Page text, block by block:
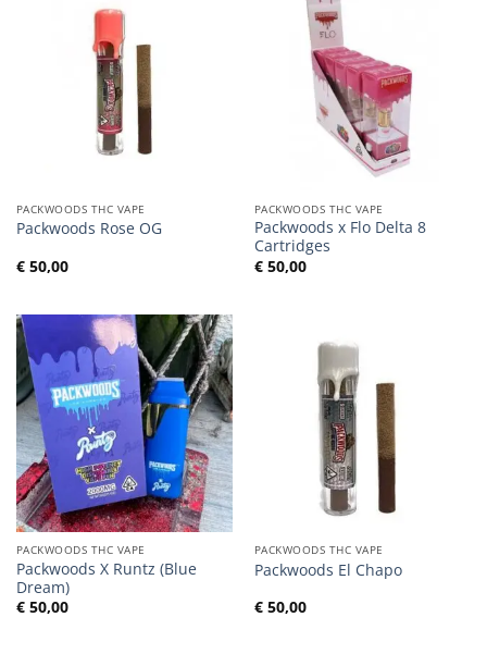
PACKWOODS THC VAPE
Packwoods Rose OG
€50,00
PACKWOODS THC VAPE
Packwoods x Flo Delta 8
Cartridges
€50,00
PACKWOODS THC VAPE
Packwoods X Runtz (Blue
Dream)
€50,00
PACKWOODS THC VAPE
Packwoods El Chapo
€50,00